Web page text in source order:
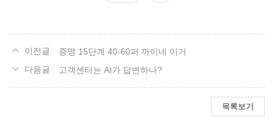
증명 15단계 40-60퍼 까이네 이거
고객센터는 AI가 답변하나?
목록보기